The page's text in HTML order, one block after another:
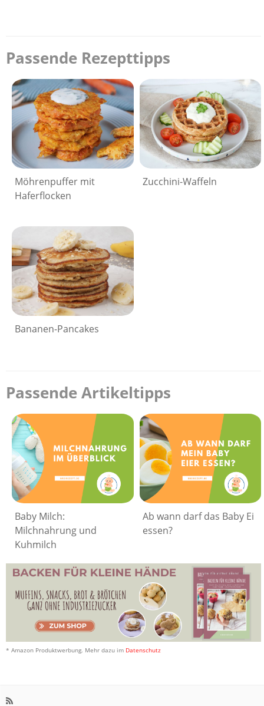
Passende Rezepttipps
Möhrenpuffer mit
Haferflocken
Zucchini-Waffeln
Bananen-Pancakes
Passende Artikeltipps
Baby Milch:
Milchnahrung und
Kuhmilch
Ab wann darf das Baby Ei
essen?
* Amazon Produktwerbung. Mehr dazu im Datenschutz